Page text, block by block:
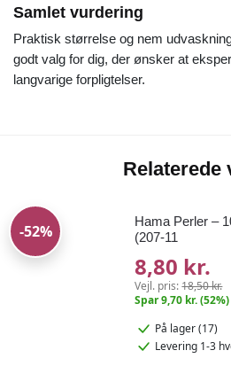
Samlet vurdering
Praktisk størrelse og nem
godt valg for dig, der ønsker at
langvarige forpligtelser.
Relaterede
-52%
Hama Perler –
(207-11
8,80 kr.
Vejl. pris:18,50 kr.
Spar 9,70 kr. (52%)
På lager (17)
Levering 1-3